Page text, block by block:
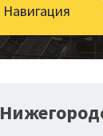
Навигация